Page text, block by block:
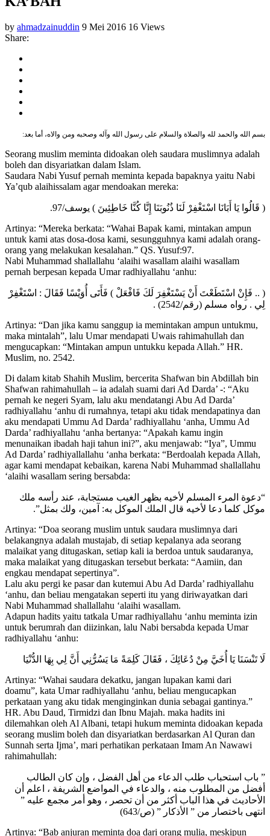
by ahmadzainuddin 9 Mei 2016 16 Views
Share:
بسم الله والحمد لله والصلاة والسلام على رسول الله وآله وصحبه ومن والاه، أما بعد:
Seorang muslim meminta didoakan oleh saudara muslimnya adalah
boleh dan disyariatkan dalam Islam.
Saudara Nabi Yusuf pernah meminta kepada bapaknya yaitu Nabi
Ya’qub alaihissalam agar mendoakan mereka:
( قَالُوا يَا أَبَانَا اسْتَغْفِرْ لَنَا ذُنُوبَنَا إِنَّا كُنَّا خَاطِئِينَ ) يوسف/97.
Artinya: “Mereka berkata: “Wahai Bapak kami, mintakan ampun
untuk kami atas dosa-dosa kami, sesungguhnya kami adalah orang-
orang yang melakukan kesalahan.” QS. Yusuf:97.
Nabi Muhammad shallallahu ‘alaihi wasallam alaihi wasallam
pernah berpesan kepada Umar radhiyallahu ‘anhu:
( .. فَإِنْ اسْتَطَعْتَ أَنْ يَسْتَغْفِرَ لَكَ فَافْعَلْ ) فَأَتَى أُوَيْسًا فَقَالَ : اسْتَغْفِرْ
لِي . رواه مسلم (رقم/2542) .
Artinya: “Dan jika kamu sanggup ia memintakan ampun untukmu,
maka mintalah”, lalu Umar mendapati Uwais rahimahullah dan
mengucapkan: “Mintakan ampun untukku kepada Allah.” HR.
Muslim, no. 2542.
Di dalam kitab Shahih Muslim, bercerita Shafwan bin Abdillah bin
Shafwan rahimahullah – ia adalah suami dari Ad Darda’ -: “Aku
pernah ke negeri Syam, lalu aku mendatangi Abu Ad Darda’
radhiyallahu ‘anhu di rumahnya, tetapi aku tidak mendapatinya dan
aku mendapati Ummu Ad Darda’ radhiyallahu ‘anha, Ummu Ad
Darda’ radhiyallahu ‘anha bertanya: “Apakah kamu ingin
menunaikan ibadah haji tahun ini?”, aku menjawab: “Iya”, Ummu
Ad Darda’ radhiyallallahu ‘anha berkata: “Berdoalah kepada Allah,
agar kami mendapat kebaikan, karena Nabi Muhammad shallallahu
‘alaihi wasallam sering bersabda:
“دعوة المرء المسلم لأخيه بظهر الغيب مستجابة، عند رأسه ملك
موكل كلما دعا لأخيه قال الملك الموكل به: آمين، ولك بمثل”.
Artinya: “Doa seorang muslim untuk saudara muslimnya dari
belakangnya adalah mustajab, di setiap kepalanya ada seorang
malaikat yang ditugaskan, setiap kali ia berdoa untuk saudaranya,
maka malaikat yang ditugaskan tersebut berkata: “Aamiin, dan
engkau mendapat sepertinya”.
Lalu aku pergi ke pasar dan kutemui Abu Ad Darda’ radhiyallahu
‘anhu, dan beliau mengatakan seperti itu yang diriwayatkan dari
Nabi Muhammad shallallahu ‘alaihi wasallam.
Adapun hadits yaitu tatkala Umar radhiyallahu ‘anhu meminta izin
untuk berumrah dan diizinkan, lalu Nabi bersabda kepada Umar
radhiyallahu ‘anhu:
لَا تَنْسَنَا يَا أُخَيَّ مِنْ دُعَائِكَ ، فَقَالَ كَلِمَةً مَا يَسُرُّنِي أَنَّ لِي بِهَا الدُّنْيَا
Artinya: “Wahai saudara dekatku, jangan lupakan kami dari
doamu”, kata Umar radhiyallahu ‘anhu, beliau mengucapkan
perkataan yang aku tidak menginginkan dunia sebagai gantinya.”
HR. Abu Daud, Tirmidzi dan Ibnu Majah. maka hadits ini
dilemahkan oleh Al Albani, tetapi hukum meminta didoakan kepada
seorang muslim boleh dan disyariatkan berdasarkan Al Quran dan
Sunnah serta Ijma’, mari perhatikan perkataan Imam An Nawawi
rahimahullah:
” باب استحباب طلب الدعاء من أهل الفضل ، وإن كان الطالب
أفضل من المطلوب منه ، والدعاء في المواضع الشريفة ، اعلم أن
الأحاديث في هذا الباب أكثر من أن تحصر ، وهو أمر مجمع عليه ”
انتهى باختصار من ” الأذكار ” (ص/643)
Artinya: “Bab anjuran meminta doa dari orang mulia, meskipun